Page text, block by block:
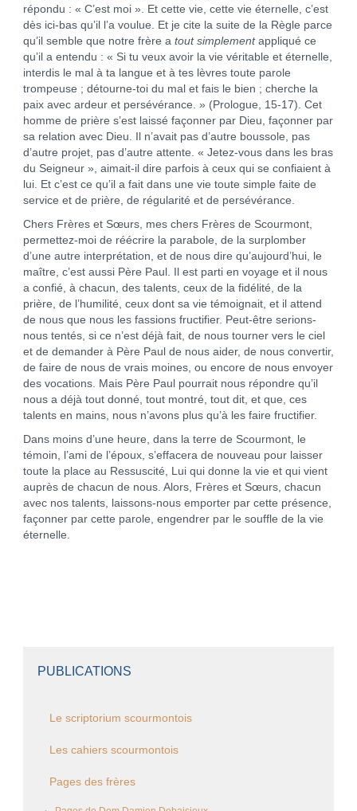
répondu : « C’est moi ». Et cette vie, cette vie éternelle, c’est
dès ici-bas qu’il l’a voulue. Et je cite la suite de la Règle parce
qu’il semble que notre frère a tout simplementappliqué ce
qu’il a entendu : « Si tu veux avoir la vie véritable et éternelle,
interdis le mal à ta langue et à tes lèvres toute parole
trompeuse ; détourne-toi du mal et fais le bien ; cherche la
paix avec ardeur et persévérance. » (Prologue, 15-17). Cet
homme de prière s’est laissé façonner par Dieu, façonner par
sa relation avec Dieu. Il n’avait pas d’autre boussole, pas
d’autre projet, pas d’autre attente. « Jetez-vous dans les bras
du Seigneur », aimait-il dire parfois à ceux qui se confiaient à
lui. Et c’est ce qu’il a fait dans une vie toute simple faite de
service et de prière, de régularité et de persévérance.
Chers Frères et Sœurs, mes chers Frères de Scourmont,
permettez-moi de réécrire la parabole, de la surplomber
d’une autre interprétation, et de nous dire qu’aujourd’hui, le
maître, c’est aussi Père Paul. Il est parti en voyage et il nous
a confié, à chacun, des talents, ceux de la fidélité, de la
prière, de l’humilité, ceux dont sa vie témoignait, et il attend
de nous que nous les fassions fructifier. Peut-être serions-
nous tentés, si ce n’est déjà fait, de nous tourner vers le ciel
et de demander à Père Paul de nous aider, de nous convertir,
de faire de nous de vrais moines, ou encore de nous envoyer
des vocations. Mais Père Paul pourrait nous répondre qu’il
nous a déjà tout donné, tout montré, tout dit, et que, ces
talents en mains, nous n’avons plus qu’à les faire fructifier.
Dans moins d’une heure, dans la terre de Scourmont, le
témoin, l’ami de l’époux, s’effacera de nouveau pour laisser
toute la place au Ressuscité, Lui qui donne la vie et qui vient
auprès de chacun de nous. Alors, Frères et Sœurs, chacun
avec nos talents, laissons-nous emporter par cette présence,
façonner par cette parole, engendrer par le souffle de la vie
éternelle.
PUBLICATIONS
Le scriptorium scourmontois
Les cahiers scourmontois
Pages des frères